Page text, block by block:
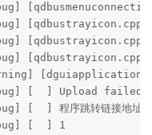
[qdbustrayicon.cpp
[qdbustrayicon.cpp
[  ] Upload failed
[  ] 程序跳转链接地
[  ] 1